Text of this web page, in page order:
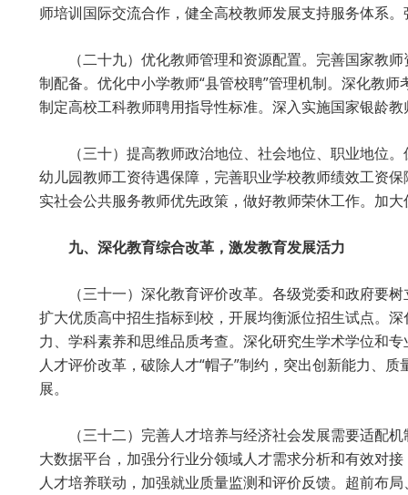
师培训国际交流合作，健全高校教师发展支持服务体系
（二十九）优化教师管理和资源配置。完善国家教
制配备。优化中小学教师“县管校聘”管理机制。深化教
制定高校工科教师聘用指导性标准。深入实施国家银龄
（三十）提高教师政治地位、社会地位、职业地位
幼儿园教师工资待遇保障，完善职业学校教师绩效工资
实社会公共服务教师优先政策，做好教师荣休工作。加
九、深化教育综合改革，激发教育发展活力
（三十一）深化教育评价改革。各级党委和政府要
扩大优质高中招生指标到校，开展均衡派位招生试点。
力、学科素养和思维品质考查。深化研究生学术学位和
人才评价改革，破除人才“帽子”制约，突出创新能力、
展。
（三十二）完善人才培养与经济社会发展需要适配
大数据平台，加强分行业分领域人才需求分析和有效对
人才培养联动，加强就业质量监测和评价反馈。超前布